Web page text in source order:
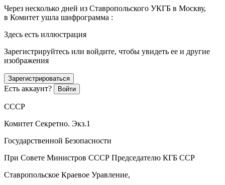
Через несколько дней из Ставропольского УКГБ в Москву,
в Комитет ушла шифрограмма :
Здесь есть иллюстрация
Зарегистрируйтесь или войдите, чтобы увидеть ее и другие
изображения
Зарегистрироваться
Есть аккаунт? Войти
СССР
Комитет Секретно. Экз.1
Государственной Безопасности
При Совете Министров СССР Председателю КГБ ССР
Ставропольское Краевое Уравление,